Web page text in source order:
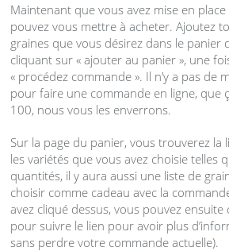
Maintenant que vous avez mise en
pouvez vous mettre à acheter. Ajoutez
graines que vous désirez dans le panier
cliquant sur « ajouter au panier », une
« procédez commande ». Il n’y a pas de
pour faire une commande en ligne, que
100, nous vous les enverrons.
Sur la page du panier, vous trouverez la
les variétés que vous avez choisie telles
quantités, il y aura aussi une liste de
choisir comme cadeau avec la
avez cliqué dessus, vous pouvez
pour suivre le lien pour avoir plus
sans perdre votre commande actuelle).